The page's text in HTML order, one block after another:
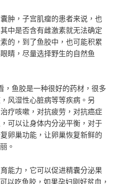
肿，子宫肌瘤的患者来说，也
中是否含有雌激素就无法确定
的，到了鱼胶中，也可能积累
睛，尽量选择野生的自然鱼
，鱼胶是一种很好的药材，很多
风湿性心脏病等等疾病。另
疗咳嗽，对抗疲劳，对抗癌症
可以让身体内分泌平衡，对于
卵巢功能，让卵巢恢复新鲜的
。
能力，它可以促进精囊分泌果
以吃鱼胶，如果孕妇刚好贫血，